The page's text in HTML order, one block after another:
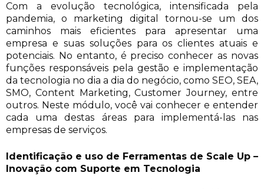
Com a evolução tecnológica, intensificada pela
pandemia, o marketing digital tornou-se um dos
caminhos mais eficientes para apresentar uma
empresa e suas soluções para os clientes atuais e
potenciais. No entanto, é preciso conhecer as novas
funções responsáveis pela gestão e implementação
da tecnologia no dia a dia do negócio, como SEO, SEA,
SMO, Content Marketing, Customer Journey, entre
outros. Neste módulo, você vai conhecer e entender
cada uma destas áreas para implementá-las nas
empresas de serviços.
Identificação e uso de Ferramentas de Scale Up –
Inovação com Suporte em Tecnologia